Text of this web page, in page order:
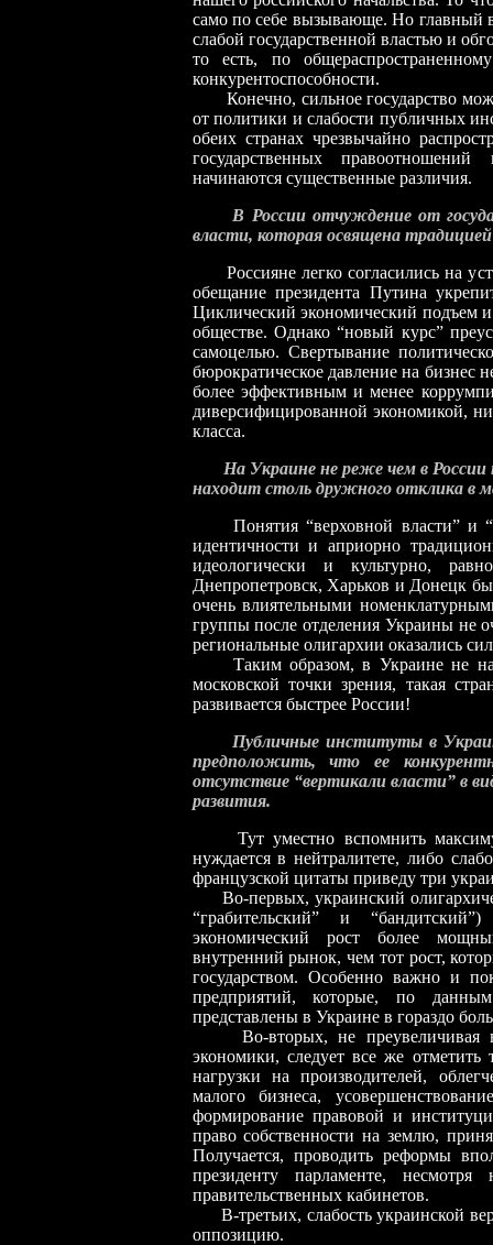
само по себе вызывающе. Но главный
слабой государственной властью и
то есть, по
конкурентоспособности.
Конечно, сильное государство
от политики и слабости публичных
обеих странах чрезвычайно
государственных
начинаются существенные различия.
В России отчуждение от
власти, которая освящена
Россияне легко согласились на
обещание президента Путина
Циклический экономический подъем
обществе. Однако “новый курс”
самоцелью. Свертывание
бюрократическое давление на бизнес
более эффективным и менее
диверсифицированной экономикой,
класса.
На Украине не реже чем в России
находит столь дружного отклика в
Понятия “верховной власти” и
идентичности и априорно
идеологически и культурно,
Днепропетровск, Харьков и Донецк
очень влиятельными
группы после отделения Украины не
региональные олигархии оказались
Таким образом, в Украине не
московской точки зрения, такая
развивается быстрее России!
Публичные институты в
предположить, что ее
отсутствие “вертикали власти” в
развития.
Тут уместно вспомнить максиму
нуждается в нейтралитете, либо
французской цитаты приведу три
Во-первых, украинский
“грабительский” и
экономический рост более
внутренний рынок, чем тот рост,
государством. Особенно важно и
предприятий, которые, по
представлены в Украине в гораздо
Во-вторых, не преувеличивая
экономики, следует все же
нагрузки на производителей,
малого бизнеса,
формирование правовой и
право собственности на землю,
Получается, проводить реформы
президенту парламенте,
правительственных кабинетов.
В-третьих, слабость украинской
оппозицию.